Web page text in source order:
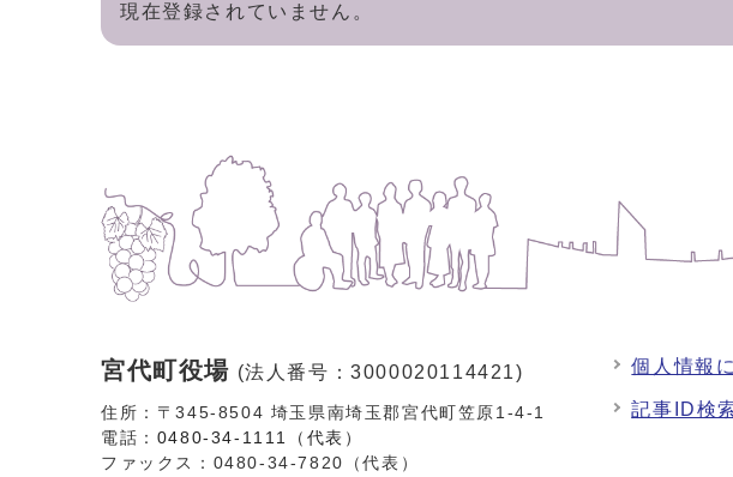
現在登録されていません。
宮代町役場 (法人番号：3000020114421)
住所：〒345-8504 埼玉県南埼玉郡宮代町笠原1-4-1
電話： 0480-34-1111（代表）
ファックス：0480-34-7820（代表）
個人情報
記事ID検